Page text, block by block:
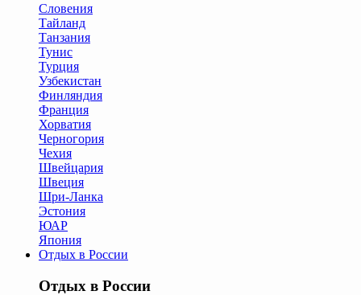
Словения
Тайланд
Танзания
Тунис
Турция
Узбекистан
Финляндия
Франция
Хорватия
Черногория
Чехия
Швейцария
Швеция
Шри-Ланка
Эстония
ЮАР
Япония
Отдых в России
Отдых в России